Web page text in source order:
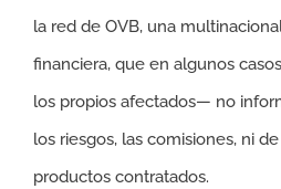
la red de OVB, una
financiera, que en algunos
los propios afectados— no
los riesgos, las comisiones, ni
productos contratados.